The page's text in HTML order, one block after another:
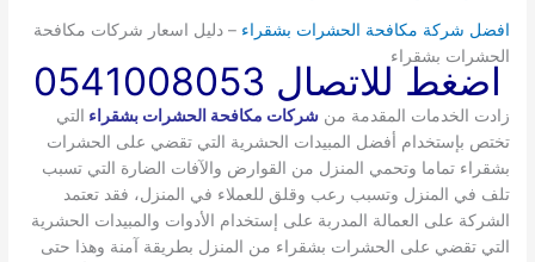
افضل شركة مكافحة الحشرات بشقراء – دليل اسعار شركات مكافحة
الحشرات بشقراء
اضغط للاتصال 0541008053
زادت الخدمات المقدمة منشركات مكافحة الحشرات بشقراء التي
تختص بإستخدام أفضل المبيدات الحشرية التي تقضي على الحشرات
بشقراء تماما وتحمي المنزل من القوارض والآفات الضارة التي تسبب
تلف في المنزل وتسبب رعب وقلق للعملاء في المنزل، فقد تعتمد
الشركة على العمالة المدربة على إستخدام الأدوات والمبيدات الحشرية
التي تقضي على الحشرات بشقراء من المنزل بطريقة آمنة وهذا حتى